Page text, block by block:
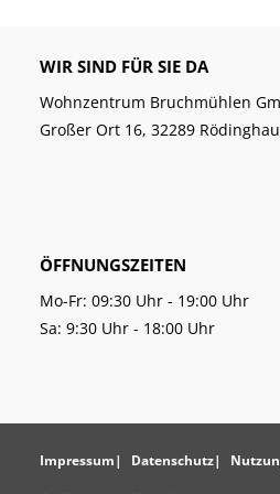
WIR SIND FÜR SIE DA
Wohnzentrum Bruchmühlen
Großer Ort 16, 32289
ÖFFNUNGSZEITEN
Mo-Fr: 09:30 Uhr - 19:00 Uhr
Sa: 9:30 Uhr - 18:00 Uhr
Impressum Datenschutz